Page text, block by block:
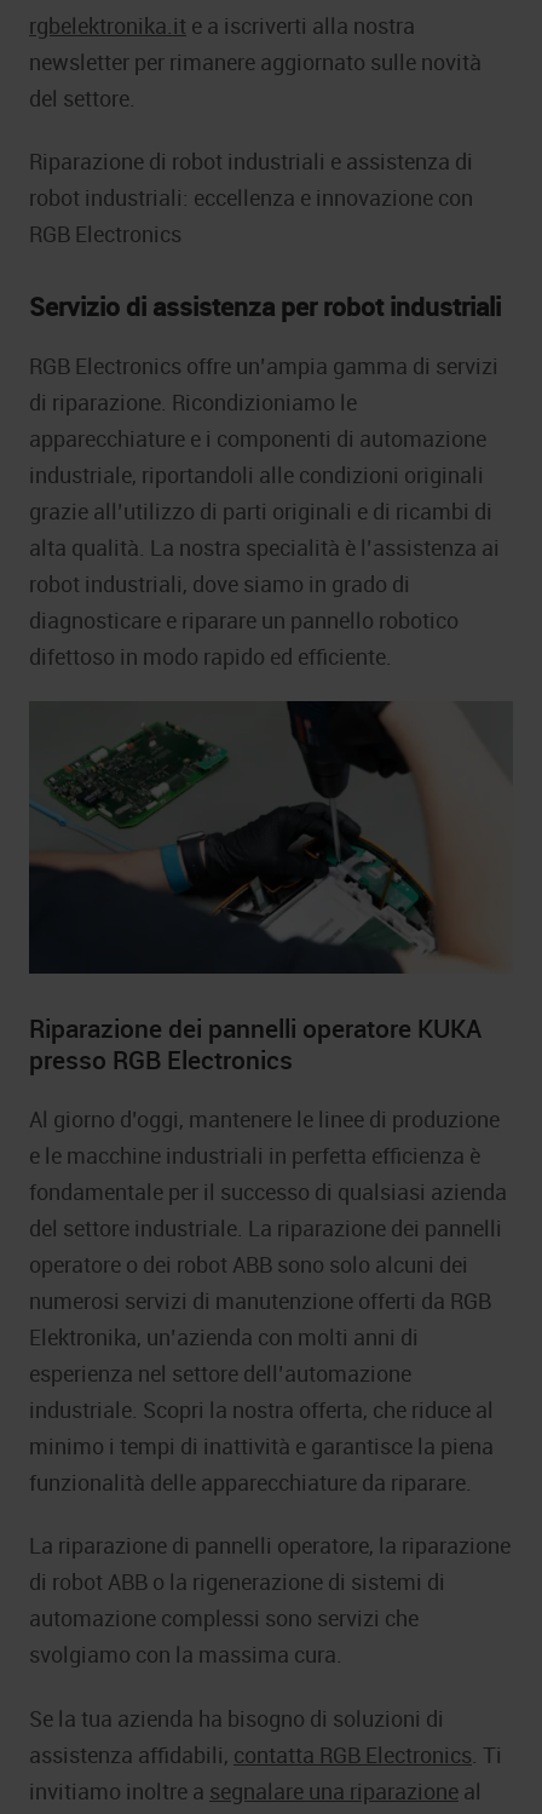
rgbelektronika.it e a iscriverti alla nostra
newsletter per rimanere aggiornato sulle novità
del settore.
Riparazione di robot industriali e assistenza di
robot industriali: eccellenza e innovazione con
RGB Electronics
Servizio di assistenza per robot industriali
RGB Electronics offre un’ampia gamma di servizi
di riparazione. Ricondizioniamo le
apparecchiature e i componenti di automazione
industriale, riportandoli alle condizioni originali
grazie all’utilizzo di parti originali e di ricambi di
alta qualità. La nostra specialità è l’assistenza ai
robot industriali, dove siamo in grado di
diagnosticare e riparare un pannello robotico
difettoso in modo rapido ed efficiente.
Riparazione dei pannelli operatore KUKA
presso RGB Electronics
Al giorno d’oggi, mantenere le linee di produzione
e le macchine industriali in perfetta efficienza è
fondamentale per il successo di qualsiasi azienda
del settore industriale. La riparazione dei pannelli
operatore o dei robot ABB sono solo alcuni dei
numerosi servizi di manutenzione offerti da RGB
Elektronika, un’azienda con molti anni di
esperienza nel settore dell’automazione
industriale. Scopri la nostra offerta, che riduce al
minimo i tempi di inattività e garantisce la piena
funzionalità delle apparecchiature da riparare.
La riparazione di pannelli operatore, la riparazione
di robot ABB o la rigenerazione di sistemi di
automazione complessi sono servizi che
svolgiamo con la massima cura.
Se la tua azienda ha bisogno di soluzioni di
assistenza affidabili, contatta RGB Electronics. Ti
invitiamo inoltre a segnalare una riparazione al